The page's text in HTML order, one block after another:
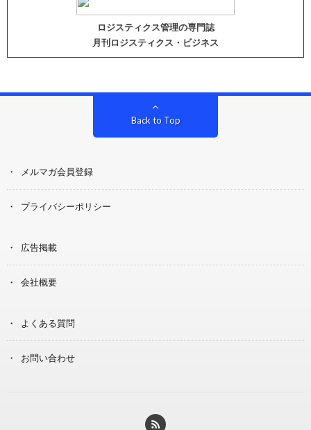
ロジスティクス管理の専門誌
月刊ロジスティクス・ビジネス
Back to Top
メルマガ会員登録
プライバシーポリシー
広告掲載
会社概要
よくある質問
お問い合わせ